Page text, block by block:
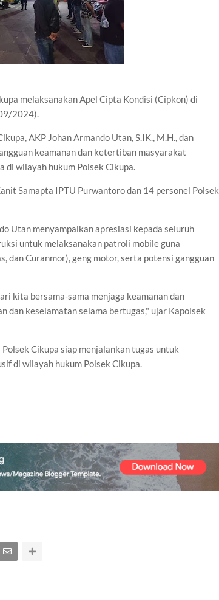
melaksanakan Apel Cipta Kondisi (Cipkon) di
2024).
AKP Johan Armando Utan, S.IK., M.H., dan
keamanan dan ketertiban masyarakat
di wilayah hukum Polsek Cikupa.
Samapta IPTU Purwantoro dan 14 personel Polsek
Utan menyampaikan apresiasi kepada seluruh
untuk melaksanakan patroli mobile guna
dan Curanmor), geng motor, serta potensi gangguan
kita bersama-sama menjaga keamanan dan
dan keselamatan selama bertugas," ujar Kapolsek
Cikupa siap menjalankan tugas untuk
di wilayah hukum Polsek Cikupa.